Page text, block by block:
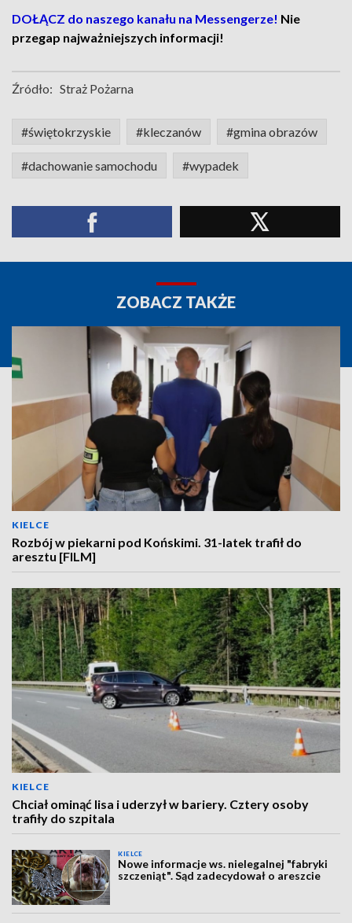
DOŁĄCZ do naszego kanału na Messengerze! Nie
przegap najważniejszych informacji!
Źródło: Straż Pożarna
#świętokrzyskie #kleczanów #gmina obrazów
#dachowanie samochodu #wypadek
ZOBACZ TAKŻE
KIELCE
Rozbój w piekarni pod Końskimi. 31-latek trafił do
aresztu [FILM]
KIELCE
Chciał ominąć lisa i uderzył w bariery. Cztery osoby
trafiły do szpitala
KIELCE
Nowe informacje ws. nielegalnej "fabryki
szczeniąt". Sąd zadecydował o areszcie